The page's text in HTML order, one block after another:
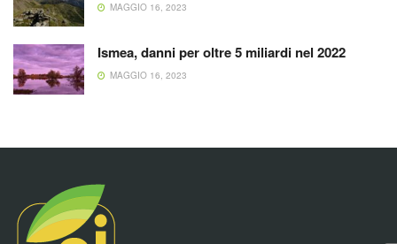
MAGGIO 16, 2023
Ismea, danni per oltre 5 miliardi nel 2022
MAGGIO 16, 2023